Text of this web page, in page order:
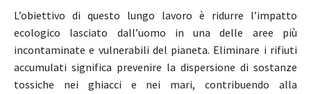
L’obiettivo di questo lungo lavoro è ridurre l’impatto
ecologico lasciato dall’uomo in una delle aree più
incontaminate e vulnerabili del pianeta. Eliminare i rifiuti
accumulati significa prevenire la dispersione di sostanze
tossiche nei ghiacci e nei mari, contribuendo alla